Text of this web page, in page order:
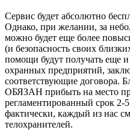
Сервис будет абсолютно
Однако, при желании, за
можно будет еще более
(и безопасность своих
помощи будут получать еще
охранных предприятий,
соответствующие договора.
ОБЯЗАН прибыть на место
регламентированный срок 2-
фактически, каждый из нас
телохранителей.